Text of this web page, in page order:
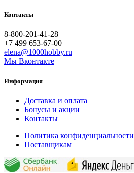
Контакты
8-800-201-41-28
+7 499 653-67-00
elena@1000hobby.ru
Мы Вконтакте
Информация
Доставка и оплата
Бонусы и акции
Контакты
Политика конфиденциальности
Поставщикам